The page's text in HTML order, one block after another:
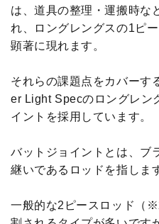
は、道具の整理・運搬時な
れ、ロングレングスの1ピ
顕著に現れます。
それらの課題点をカバーす
er Light Specのロングレン
イントを採用しています。
バットジョイントとは、ブ
継いであるロッドを指しま
一般的な2ピースロッド（